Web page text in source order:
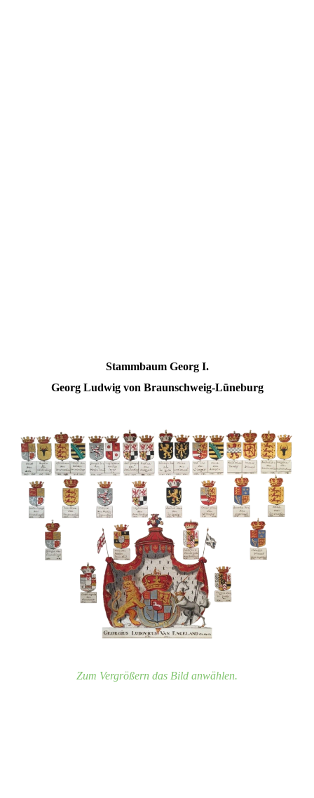
Stammbaum Georg I.
Georg Ludwig von Braunschweig-Lüneburg
Zum Vergrößern das Bild anwählen.